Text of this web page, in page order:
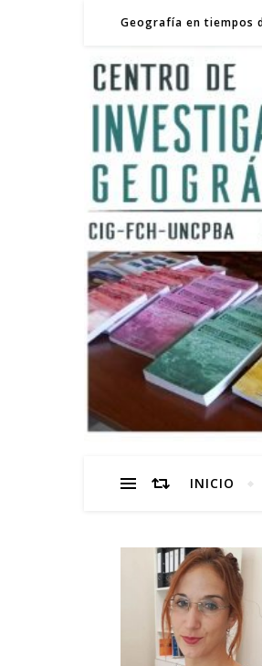
Geografía en tiempos
INICIO